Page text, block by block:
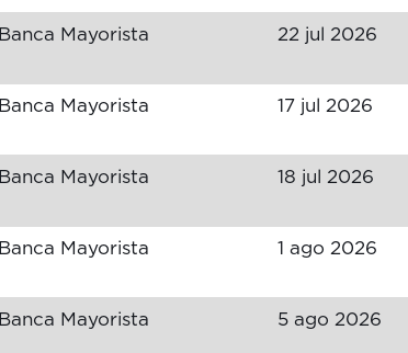
Banca Mayorista 22 jul 2026
Banca Mayorista 17 jul 2026
Banca Mayorista 18 jul 2026
Banca Mayorista 1 ago 2026
Banca Mayorista 5 ago 2026